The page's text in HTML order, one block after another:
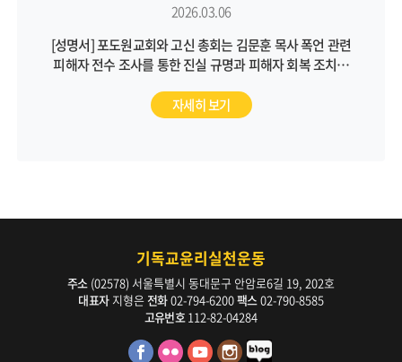
2026.03.06
[성명서] 포도원교회와 고신 총회는 김문훈 목사 폭언 관련
피해자 전수 조사를 통한 진실 규명과 피해자 회복 조치를
자세히 보기
기독교윤리실천운동
주소 (02578) 서울특별시 동대문구 안암로6길 19, 202호
대표자지형은 전화02-794-6200팩스 02-790-8585
고유번호 112-82-04284